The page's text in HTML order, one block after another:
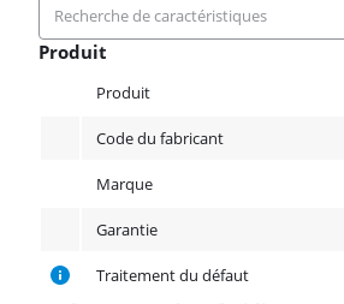
Produit
Produit
Code du fabricant
Marque
Garantie
Traitement du défaut